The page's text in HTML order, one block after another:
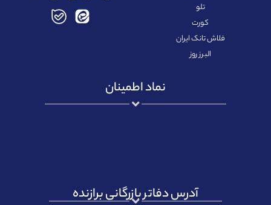
تلو
کورت
فلاش تانک ایران
البرز روز
نماد اطمینان
آدرس دفاتر بازرگانی برازنده